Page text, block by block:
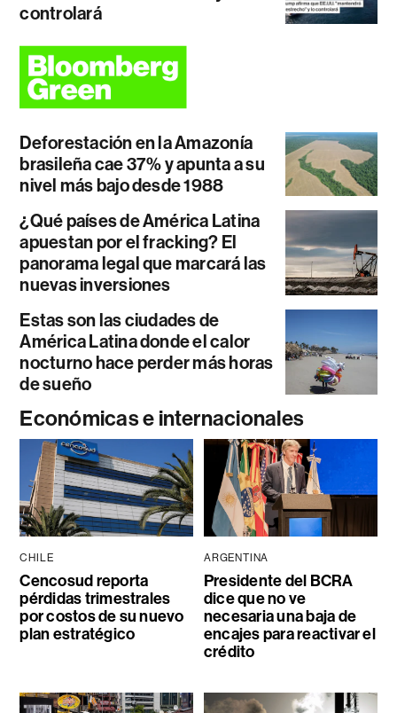
controlará
Deforestación en la Amazonía
brasileña cae 37% y apunta a su
nivel más bajo desde 1988
¿Qué países de América Latina
apuestan por el fracking? El
panorama legal que marcará las
nuevas inversiones
Estas son las ciudades de
América Latina donde el calor
nocturno hace perder más horas
de sueño
Económicas e internacionales
CHILE
Cencosud reporta
pérdidas trimestrales
por costos de su nuevo
plan estratégico
ARGENTINA
Presidente del BCRA
dice que no ve
necesaria una baja de
encajes para reactivar el
crédito